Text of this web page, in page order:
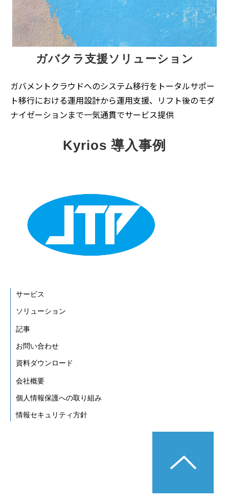
ガバクラ支援ソリューション
ガバメントクラウドへのシステム移行をトータルサポー
ト移行における運用設計から運用支援、リフト後のモダ
ナイゼーションまで一気通貫でサービス提供
Kyrios 導入事例
サービス
ソリューション
記事
お問い合わせ
資料ダウンロード
会社概要
個人情報保護への取り組み
情報セキュリティ方針